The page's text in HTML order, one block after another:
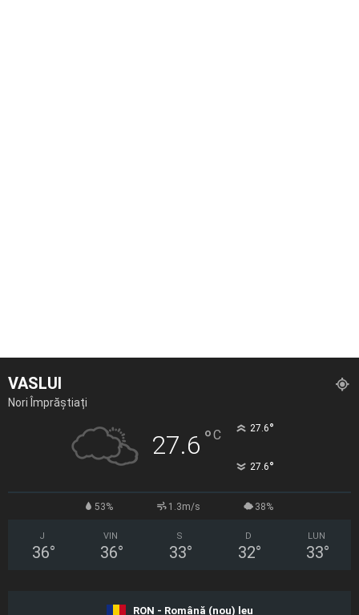
VASLUI
Nori Împrăștiați
27.6 °C 27.6°
27.6°
53% 1.3m/s 38%
J
36°
VIN
36°
S
33°
D
32°
LUN
33°
RON - Română (nou) leu